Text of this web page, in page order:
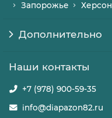
Запорожье
Херсон
Дополнительно
Наши контакты
+7 (978) 900-59-35
info@diapazon82.ru